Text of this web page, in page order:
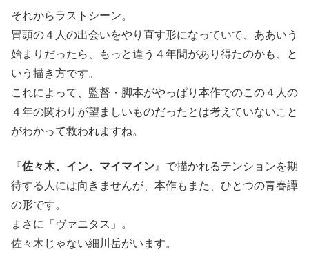
それからラストシーン。
冒頭の４人の出会いをやり直す形になっていて、ああいう
始まりだったら、もっと違う４年間があり得たのかも、と
いう描き方です。
これによって、監督・脚本がやっぱり本作でのこの４人の
４年の関わりが望ましいものだったとは考えていないこと
がわかって救われますね。
『佐々木、イン、マイマイン 』で描かれるテンションを期
待する人には向きませんが、本作もまた、ひとつの青春譚
の形です。
まさに「ヴァニタス」。
佐々木じゃない細川岳がいます。